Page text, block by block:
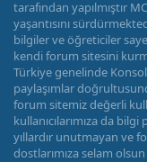
tarafından yapılmıştır
yaşantısını
bilgiler ve öğreticiler
kendi forum sitesini
Türkiye genelinde
paylaşımlar
forum sitemiz değerli
kullanıcılarımıza da
yıllardır unutmayan ve
dostlarımıza selam olsun